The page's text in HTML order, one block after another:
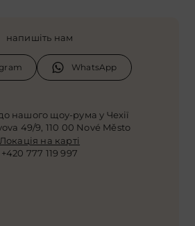
напишіть нам
WhatsApp
нашого щоу-рума у Чехії
49/9, 110 00 Nové Město
Локація на карті
+420 777 119 997